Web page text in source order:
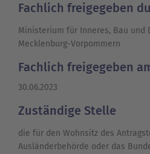
Fachlich freigegeben
Ministerium für Inneres, Bau und
Mecklenburg-Vorpommern
Fachlich freigegeben
30.06.2023
Zuständige Stelle
die für den Wohnsitz des
Ausländerbehörde oder das